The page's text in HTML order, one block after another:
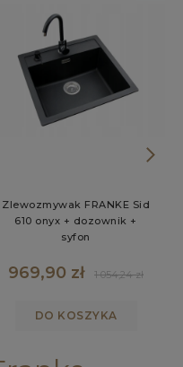
Zlewozmywak FRANKE Sid
610 onyx + dozownik +
syfon
969,90 zł 1 054,24 zł
DO KOSZYKA